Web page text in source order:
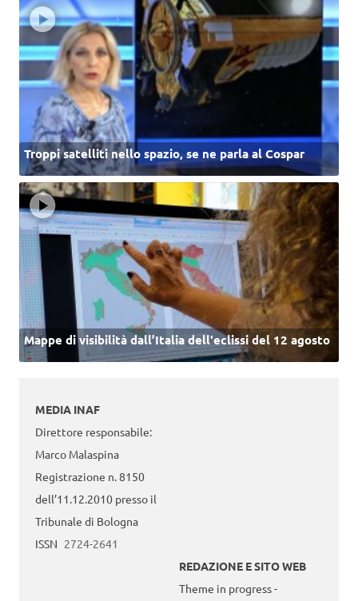
Troppi satelliti nello spazio, se ne parla al Cospar
Mappe di visibilità dall’Italia dell'eclissi del 12 agosto
MEDIA INAF
Direttore responsabile:
Marco Malaspina
Registrazione n. 8150
dell’11.12.2010 presso il
Tribunale di Bologna
ISSN 2724-2641
REDAZIONE E SITO WEB
Theme in progress -